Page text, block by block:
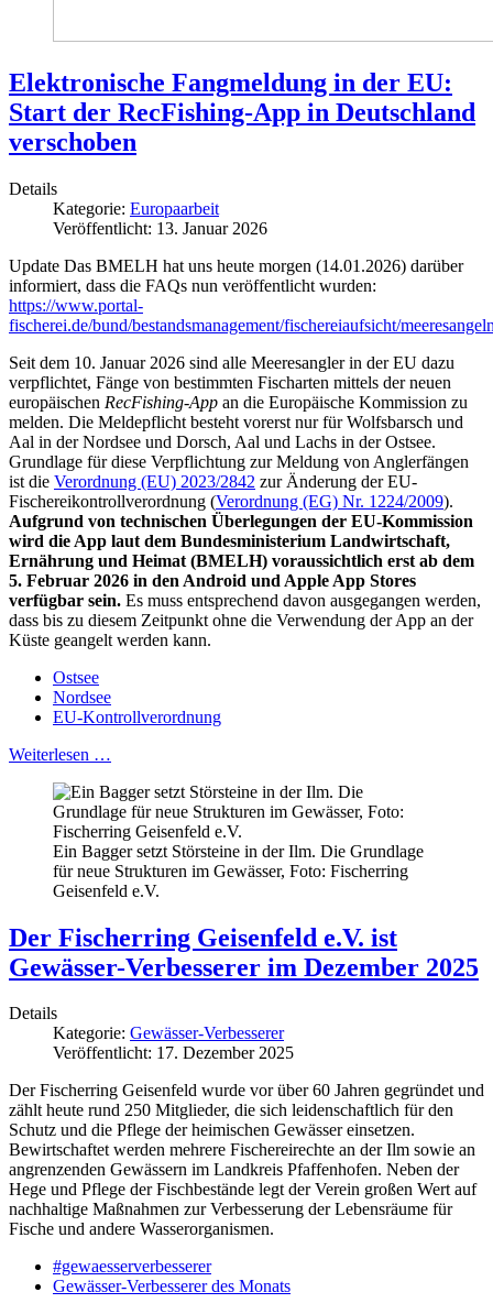
Elektronische Fangmeldung in der EU:
Start der RecFishing-App in Deutschland
verschoben
Details
Kategorie: Europaarbeit
Veröffentlicht: 13. Januar 2026
Update Das BMELH hat uns heute morgen (14.01.2026) darüber
informiert, dass die FAQs nun veröffentlicht wurden:
https://www.portal-
fischerei.de/bund/bestandsmanagement/fischereiaufsicht/
Seit dem 10. Januar 2026 sind alle Meeresangler in der EU dazu
verpflichtet, Fänge von bestimmten Fischarten mittels der neuen
europäischen RecFishing-App an die Europäische Kommission zu
melden. Die Meldepflicht besteht vorerst nur für Wolfsbarsch und
Aal in der Nordsee und Dorsch, Aal und Lachs in der Ostsee.
Grundlage für diese Verpflichtung zur Meldung von Anglerfängen
ist die Verordnung (EU) 2023/2842 zur Änderung der EU-
Fischereikontrollverordnung (Verordnung (EG) Nr. 1224/2009).
Aufgrund von technischen Überlegungen der EU-Kommission
wird die App laut dem Bundesministerium Landwirtschaft,
Ernährung und Heimat (BMELH) voraussichtlich erst ab dem
5. Februar 2026 in den Android und Apple App Stores
verfügbar sein. Es muss entsprechend davon ausgegangen werden,
dass bis zu diesem Zeitpunkt ohne die Verwendung der App an der
Küste geangelt werden kann.
Ostsee
Nordsee
EU-Kontrollverordnung
Weiterlesen …
Ein Bagger setzt Störsteine in der Ilm. Die Grundlage
für neue Strukturen im Gewässer, Foto: Fischerring
Geisenfeld e.V.
Der Fischerring Geisenfeld e.V. ist
Gewässer-Verbesserer im Dezember 2025
Details
Kategorie: Gewässer-Verbesserer
Veröffentlicht: 17. Dezember 2025
Der Fischerring Geisenfeld wurde vor über 60 Jahren gegründet und
zählt heute rund 250 Mitglieder, die sich leidenschaftlich für den
Schutz und die Pflege der heimischen Gewässer einsetzen.
Bewirtschaftet werden mehrere Fischereirechte an der Ilm sowie an
angrenzenden Gewässern im Landkreis Pfaffenhofen. Neben der
Hege und Pflege der Fischbestände legt der Verein großen Wert auf
nachhaltige Maßnahmen zur Verbesserung der Lebensräume für
Fische und andere Wasserorganismen.
#gewaesserverbesserer
Gewässer-Verbesserer des Monats